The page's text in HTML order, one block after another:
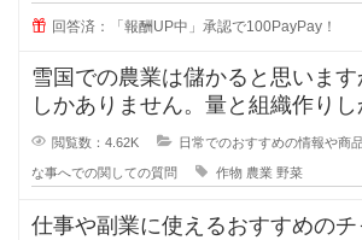
回答済：「報酬UP中」承認で100PayPay！
雪国での農業は儲かると思います
しかありません。量と組織作り
んどありません。場所の取り合い
閲覧数：4.62K 日常でのおすすめの情報や商
な事へでの関しての質問 作物 農業 野菜
仕事や副業に使えるおすすめの